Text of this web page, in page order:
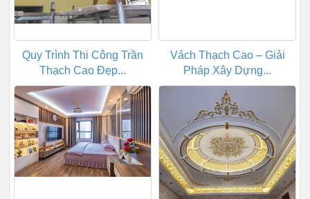
Quy Trình Thi Công Trần
Thạch Cao Đẹp...
Vách Thạch Cao – Giải
Pháp Xây Dựng...